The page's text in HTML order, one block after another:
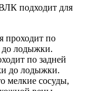
подходит для
проходит по
до лодыжки.
по задней
до лодыжки.
мелкие сосуды,